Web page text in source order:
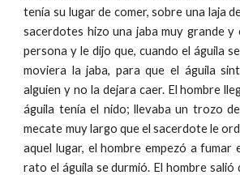
tenía su lugar de comer, sobre una laja
sacerdotes hizo una jaba muy grande y
persona y le dijo que, cuando el águila
moviera la jaba, para que el águila
alguien y no la dejara caer. El hombre
águila tenía el nido; llevaba un trozo
mecate muy largo que el sacerdote le
aquel lugar, el hombre empezó a fumar
rato el águila se durmió. El hombre salió